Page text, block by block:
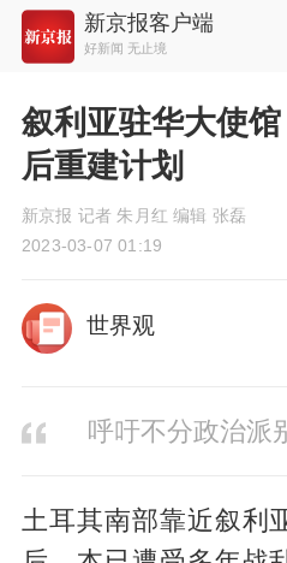
新京报客户端
好新闻 无止境
叙利亚驻华大使
后重建计划
新京报 记者 朱月红 编辑 张磊
2023-03-07 01:19
世界观
呼吁不分政治派
土耳其南部靠近叙利